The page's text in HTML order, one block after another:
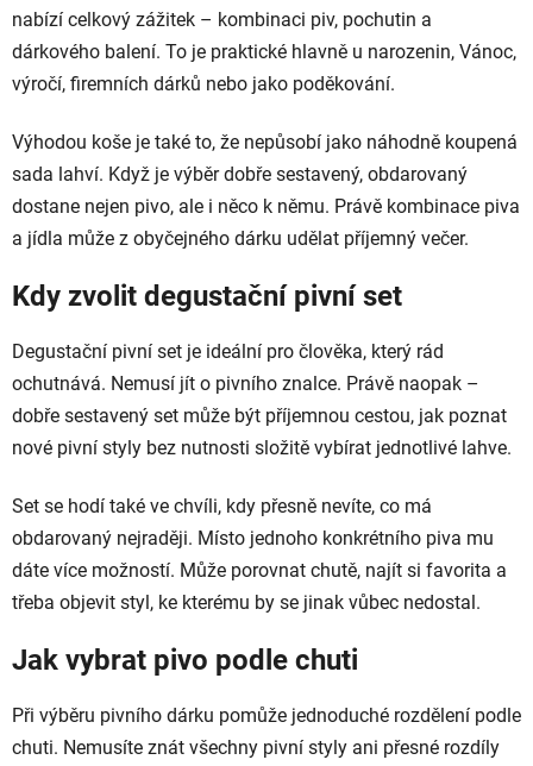
nabízí celkový zážitek – kombinaci piv, pochutin a
dárkového balení. To je praktické hlavně u narozenin, Vánoc,
výročí, firemních dárků nebo jako poděkování.
Výhodou koše je také to, že nepůsobí jako náhodně koupená
sada lahví. Když je výběr dobře sestavený, obdarovaný
dostane nejen pivo, ale i něco k němu. Právě kombinace piva
a jídla může z obyčejného dárku udělat příjemný večer.
Kdy zvolit degustační pivní set
Degustační pivní set je ideální pro člověka, který rád
ochutnává. Nemusí jít o pivního znalce. Právě naopak –
dobře sestavený set může být příjemnou cestou, jak poznat
nové pivní styly bez nutnosti složitě vybírat jednotlivé lahve.
Set se hodí také ve chvíli, kdy přesně nevíte, co má
obdarovaný nejraději. Místo jednoho konkrétního piva mu
dáte více možností. Může porovnat chutě, najít si favorita a
třeba objevit styl, ke kterému by se jinak vůbec nedostal.
Jak vybrat pivo podle chuti
Při výběru pivního dárku pomůže jednoduché rozdělení podle
chuti. Nemusíte znát všechny pivní styly ani přesné rozdíly